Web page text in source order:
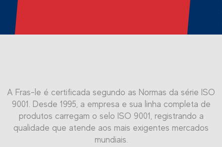
A Fras-le é certificada segundo as Normas da série ISO
9001. Desde 1995, a empresa e sua linha completa de
produtos carregam o selo ISO 9001, registrando a
qualidade que atende aos mais exigentes mercados
mundiais.
Padrão utilizado mundialmente no Sistema de Gestão da
Qualidade Automotiva. Alcançar esta certificação
demonstra que sua organização segue os requisitos
relevantes.
É aplicável a qualquer tipo de organização que tenha como
objetivo um desempenho ambientalmente correto.
A ISO 45001 é uma norma internacional para o Sistema de
Gestão de Saúde e Segurança Ocupacional (OHMS), que
tem como foco a melhoria do desempenho da empresa em
termos de Saúde e Segurança Ocupacional (SST), versão
em inglês.